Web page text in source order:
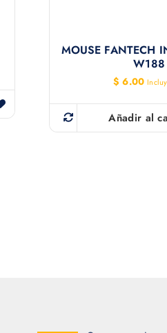
MOUSE FANTECH
W188
$ 6.00
Añadir al